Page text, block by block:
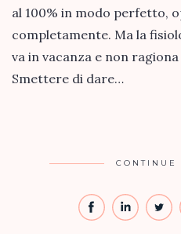
al 100% in modo perfetto,
completamente. Ma la
va in vacanza e non
Smettere di dare…
CONTINUE